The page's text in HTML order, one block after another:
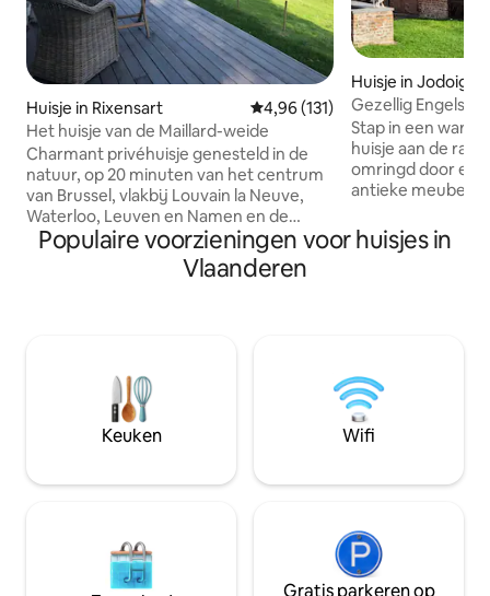
Huisje in Rixensart Gemiddelde beoordeling van
4,96 (131)
Het huisje van de Maillard-weide
Charmant privéhuisje genesteld in de
natuur, op 20 minuten van het centrum
van Brussel, vlakbij Louvain la Neuve,
Waterloo, Leuven en Namen en de
snelweg E411 Bxl - Luxemburg. Het is
volledig gerenoveerd en van alle
gemakken voorzien voor een succesvol
voor liefhebbers van fietsen en
wandelingen. Toegang tot het zwembad
van 10.00 tot 11.00 uur en van 15.00 tot
16.00 uur. Absoluut ontdekken!
Huisje in Jodoigne
Gezellig Engels
Stap in een
huisje aan de
omringd door
antieke meubels,
veilige omheinde
plek om te
welkom voelt,
gasten.
Populaire voorzieningen voor huisjes in
Vlaanderen
Keuken Wifi
Gratis parkeren op